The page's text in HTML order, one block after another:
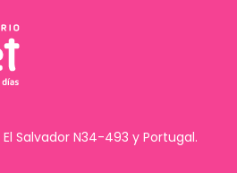
Salvador N34-493 y Portugal.